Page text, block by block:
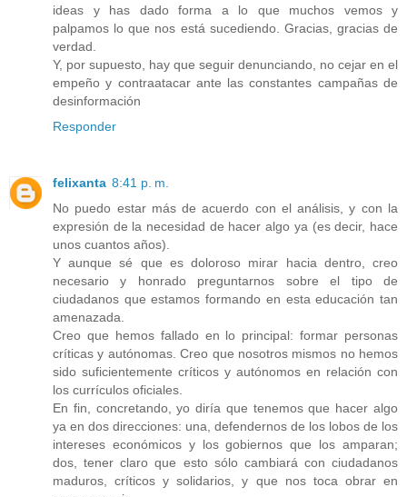
ideas y has dado forma a lo que muchos vemos y
palpamos lo que nos está sucediendo. Gracias, gracias de
verdad.
Y, por supuesto, hay que seguir denunciando, no cejar en el
empeño y contraatacar ante las constantes campañas de
desinformación
Responder
felixanta 8:41 p. m.
No puedo estar más de acuerdo con el análisis, y con la
expresión de la necesidad de hacer algo ya (es decir, hace
unos cuantos años).
Y aunque sé que es doloroso mirar hacia dentro, creo
necesario y honrado preguntarnos sobre el tipo de
ciudadanos que estamos formando en esta educación tan
amenazada.
Creo que hemos fallado en lo principal: formar personas
críticas y autónomas. Creo que nosotros mismos no hemos
sido suficientemente críticos y autónomos en relación con
los currículos oficiales.
En fin, concretando, yo diría que tenemos que hacer algo
ya en dos direcciones: una, defendernos de los lobos de los
intereses económicos y los gobiernos que los amparan;
dos, tener claro que esto sólo cambiará con ciudadanos
maduros, críticos y solidarios, y que nos toca obrar en